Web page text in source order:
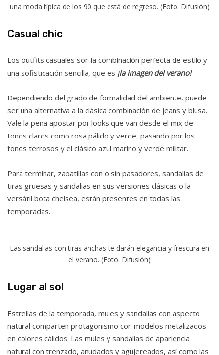
una moda típica de los 90 que está de regreso. (Foto: Difusión)
Casual chic
Los outfits casuales son la combinación perfecta de estilo y
una sofisticación sencilla, que es ¡la imagen del verano!
Dependiendo del grado de formalidad del ambiente, puede
ser una alternativa a la clásica combinación de jeans y blusa.
Vale la pena apostar por looks que van desde el mix de
tonos claros como rosa pálido y verde, pasando por los
tonos terrosos y el clásico azul marino y verde militar.
Para terminar, zapatillas con o sin pasadores, sandalias de
tiras gruesas y sandalias en sus versiones clásicas o la
versátil bota chelsea, están presentes en todas las
temporadas.
Las sandalias con tiras anchas te darán elegancia y frescura en
el verano. (Foto: Difusión)
Lugar al sol
Estrellas de la temporada, mules y sandalias con aspecto
natural comparten protagonismo con modelos metalizados
en colores cálidos. Las mules y sandalias de apariencia
natural con trenzado, anudados y agujereados, así como las